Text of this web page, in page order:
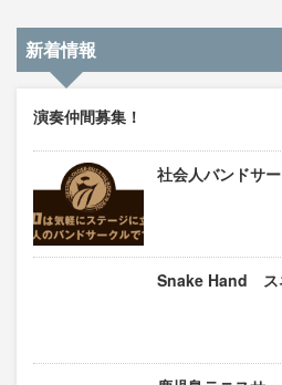
新着情報
演奏仲間募集！
社会人バンドサ
Snake Hand ス